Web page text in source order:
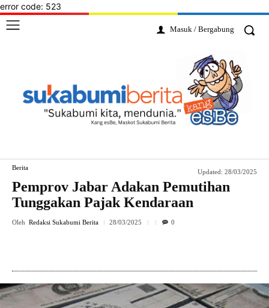
error code: 523
Masuk / Bergabung
Berita
Updated: 28/03/2025
Pemprov Jabar Adakan Pemutihan
Tunggakan Pajak Kendaraan
Oleh Redaksi Sukabumi Berita 28/03/2025 0